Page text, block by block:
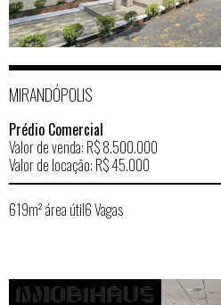
MIRANDÓPOLIS
Prédio Comercial
Valor de venda: R$ 8.500.000
Valor de locação: R$ 45.000
619m² área útil6 Vagas